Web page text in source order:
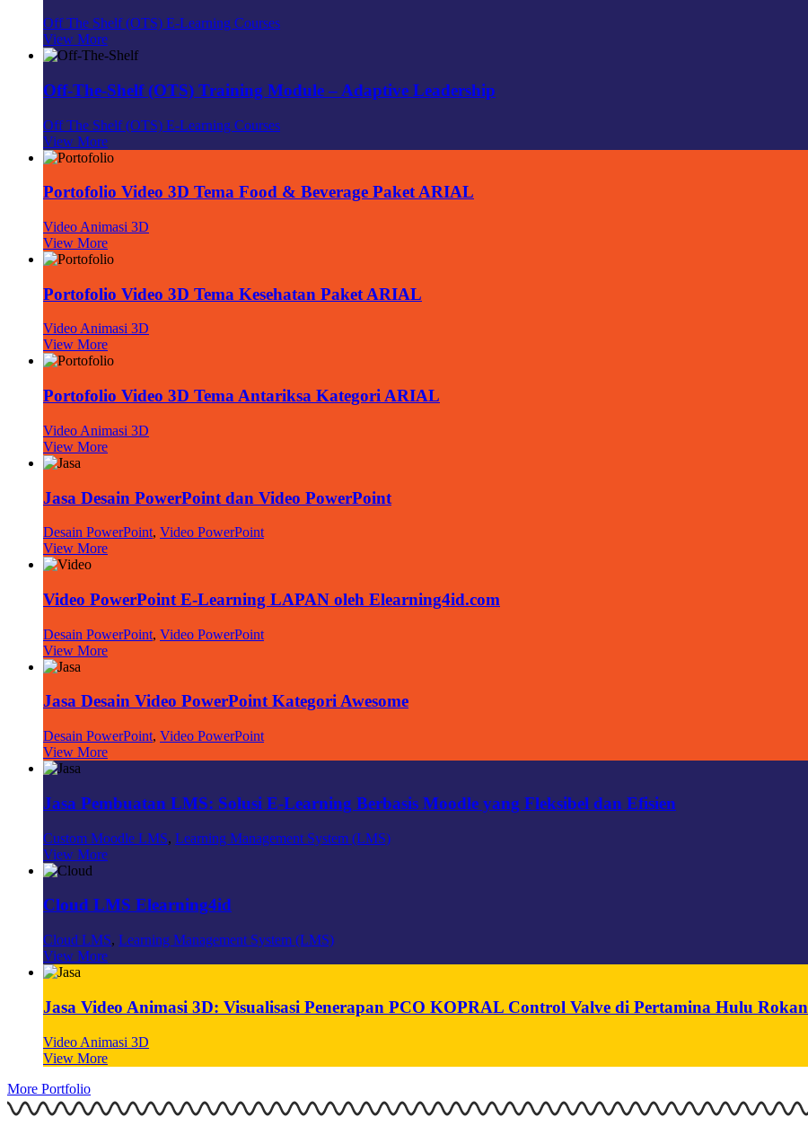
Off The Shelf (OTS) E-Learning Courses
View More
Off-The-Shelf (OTS) Training Module – Adaptive Leadership
Off The Shelf (OTS) E-Learning Courses
View More
Portofolio Video 3D Tema Food & Beverage Paket ARIAL
Video Animasi 3D
View More
Portofolio Video 3D Tema Kesehatan Paket ARIAL
Video Animasi 3D
View More
Portofolio Video 3D Tema Antariksa Kategori ARIAL
Video Animasi 3D
View More
Jasa Desain PowerPoint dan Video PowerPoint
Desain PowerPoint, Video PowerPoint
View More
Video PowerPoint E-Learning LAPAN oleh Elearning4id.com
Desain PowerPoint, Video PowerPoint
View More
Jasa Desain Video PowerPoint Kategori Awesome
Desain PowerPoint, Video PowerPoint
View More
Jasa Pembuatan LMS: Solusi E-Learning Berbasis Moodle yang Fleksibel dan Efisien
Custom Moodle LMS, Learning Management System (LMS)
View More
Cloud LMS Elearning4id
Cloud LMS, Learning Management System (LMS)
View More
Jasa Video Animasi 3D: Visualisasi Penerapan PCO KOPRAL Control Valve di Pertamina Hulu Rokan
Video Animasi 3D
View More
More Portfolio